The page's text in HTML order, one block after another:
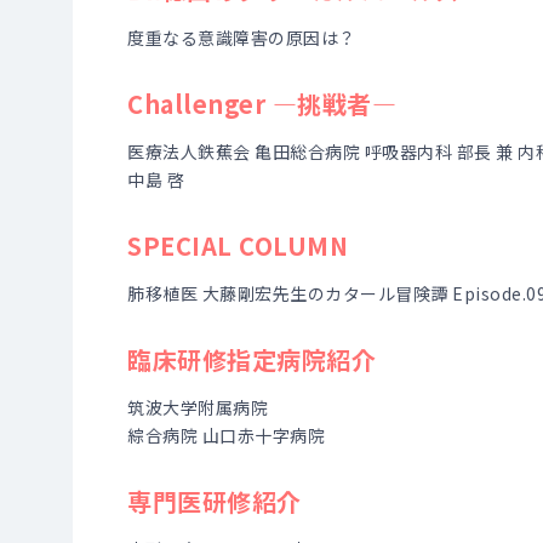
度重なる意識障害の原因は？
Challenger ―挑戦者―
医療法人鉄蕉会 亀田総合病院 呼吸器内科 部長 兼 内
中島 啓
SPECIAL COLUMN
肺移植医 大藤剛宏先生のカタール冒険譚
臨床研修指定病院紹介
筑波大学附属病院
綜合病院 山口赤十字病院
専門医研修紹介